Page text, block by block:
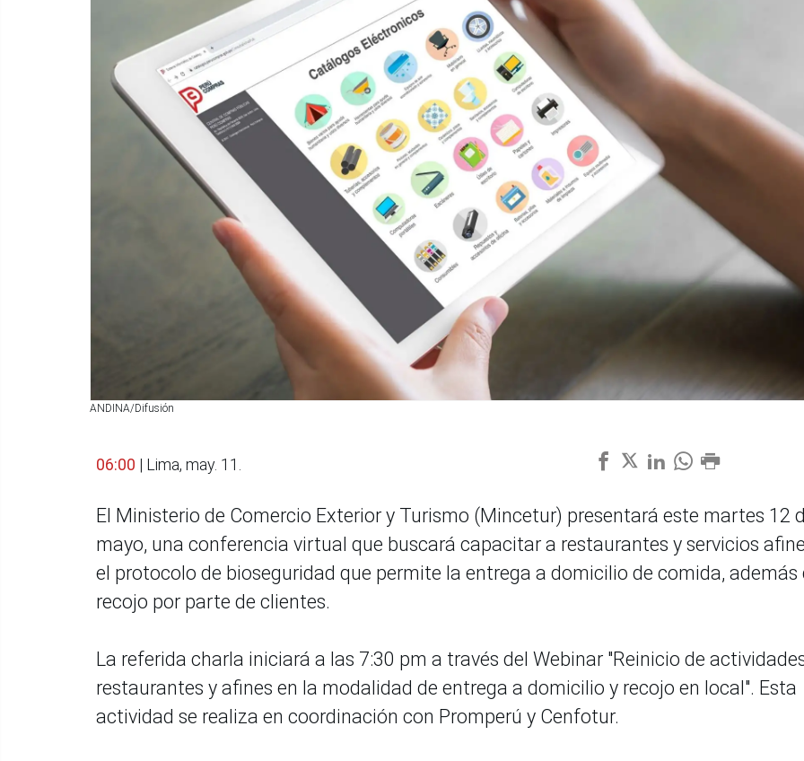
ANDINA/Difusión
06:00 | Lima, may. 11.
El Ministerio de Comercio Exterior y Turismo (Mincetur) presentará este martes 12
mayo, una conferencia virtual que buscará capacitar a restaurantes y servicios
el protocolo de bioseguridad que permite la entrega a domicilio de comida, además
recojo por parte de clientes.
La referida charla iniciará a las 7:30 pm a través del Webinar "Reinicio de
restaurantes y afines en la modalidad de entrega a domicilio y recojo en local". Esta
actividad se realiza en coordinación con Promperú y Cenfotur.